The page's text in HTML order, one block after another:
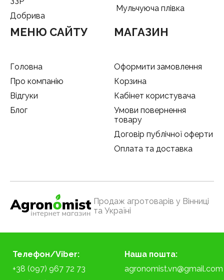
Добрива
Мульчуюча плівка
МЕНЮ САЙТУ
Головна
Про компанію
Відгуки
Блог
МАГАЗИН
Оформити замовлення
Корзина
Кабінет користувача
Умови повернення
товару
Договір публічної оферти
Оплата та доставка
Продаж агротоварів у Вінниці
та Україні
Телефон/Viber:
+38 (097) 967 72 73
Наша пошта:
agronomist.vn@gmail.com